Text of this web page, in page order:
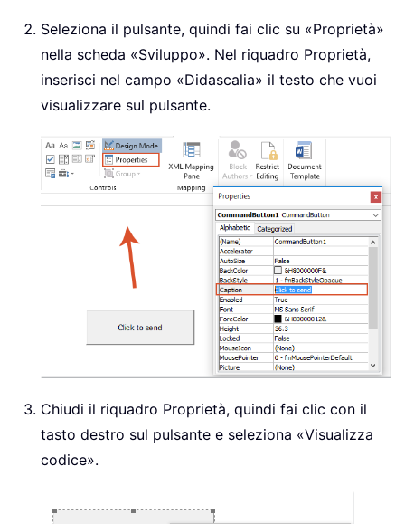
Seleziona il pulsante, quindi fai clic su «Proprietà»
nella scheda «Sviluppo». Nel riquadro Proprietà,
inserisci nel campo «Didascalia» il testo che vuoi
visualizzare sul pulsante.
Chiudi il riquadro Proprietà, quindi fai clic con il
tasto destro sul pulsante e seleziona «Visualizza
codice».